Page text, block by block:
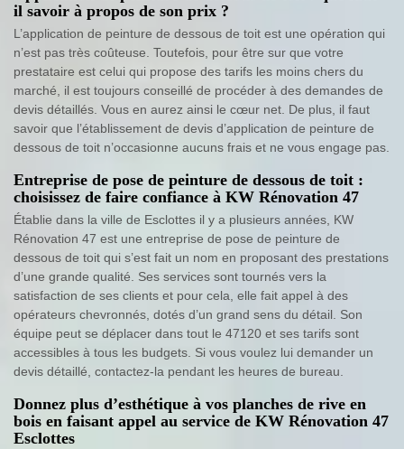
il savoir à propos de son prix ?
L’application de peinture de dessous de toit est une opération qui
n’est pas très coûteuse. Toutefois, pour être sur que votre
prestataire est celui qui propose des tarifs les moins chers du
marché, il est toujours conseillé de procéder à des demandes de
devis détaillés. Vous en aurez ainsi le cœur net. De plus, il faut
savoir que l’établissement de devis d’application de peinture de
dessous de toit n’occasionne aucuns frais et ne vous engage pas.
Entreprise de pose de peinture de dessous de toit :
choisissez de faire confiance à KW Rénovation 47
Établie dans la ville de Esclottes il y a plusieurs années, KW
Rénovation 47 est une entreprise de pose de peinture de
dessous de toit qui s’est fait un nom en proposant des prestations
d’une grande qualité. Ses services sont tournés vers la
satisfaction de ses clients et pour cela, elle fait appel à des
opérateurs chevronnés, dotés d’un grand sens du détail. Son
équipe peut se déplacer dans tout le 47120 et ses tarifs sont
accessibles à tous les budgets. Si vous voulez lui demander un
devis détaillé, contactez-la pendant les heures de bureau.
Donnez plus d’esthétique à vos planches de rive en
bois en faisant appel au service de KW Rénovation 47
Esclottes